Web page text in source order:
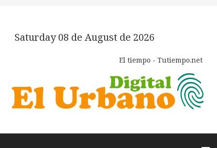
Saturday 08 de August de 2026
El tiempo - Tutiempo.net